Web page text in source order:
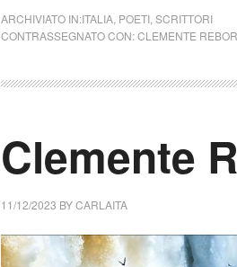
ARCHIVIATO IN:ITALIA POETI SCRITTORI
CONTRASSEGNATO CON:CLEMENTE
Clemente
11/12/2023 BYCARLAITA